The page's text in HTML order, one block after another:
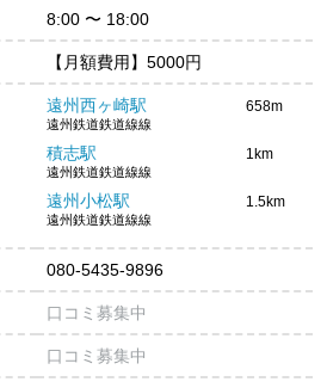
8:00 〜 18:00
【月額費用】5000円
遠州西ヶ崎駅 658m
遠州鉄道鉄道線線
積志駅 1km
遠州鉄道鉄道線線
遠州小松駅 1.5km
遠州鉄道鉄道線線
080-5435-9896
口コミ募集中
口コミ募集中